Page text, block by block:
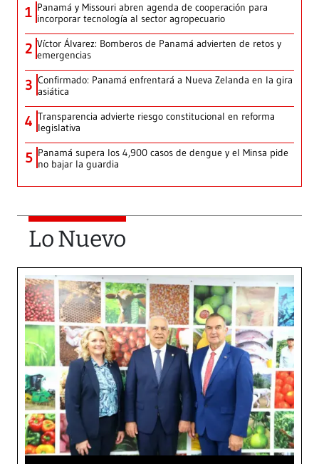
1 Panamá y Missouri abren agenda de cooperación para
incorporar tecnología al sector agropecuario
2 Víctor Álvarez: Bomberos de Panamá advierten de retos y
emergencias
3 Confirmado: Panamá enfrentará a Nueva Zelanda en la gira
asiática
4 Transparencia advierte riesgo constitucional en reforma
legislativa
5 Panamá supera los 4,900 casos de dengue y el Minsa pide
no bajar la guardia
Lo Nuevo